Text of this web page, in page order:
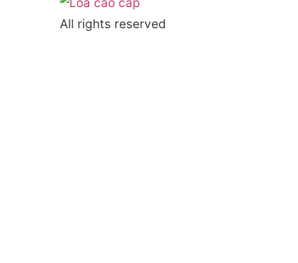
All rights reserved